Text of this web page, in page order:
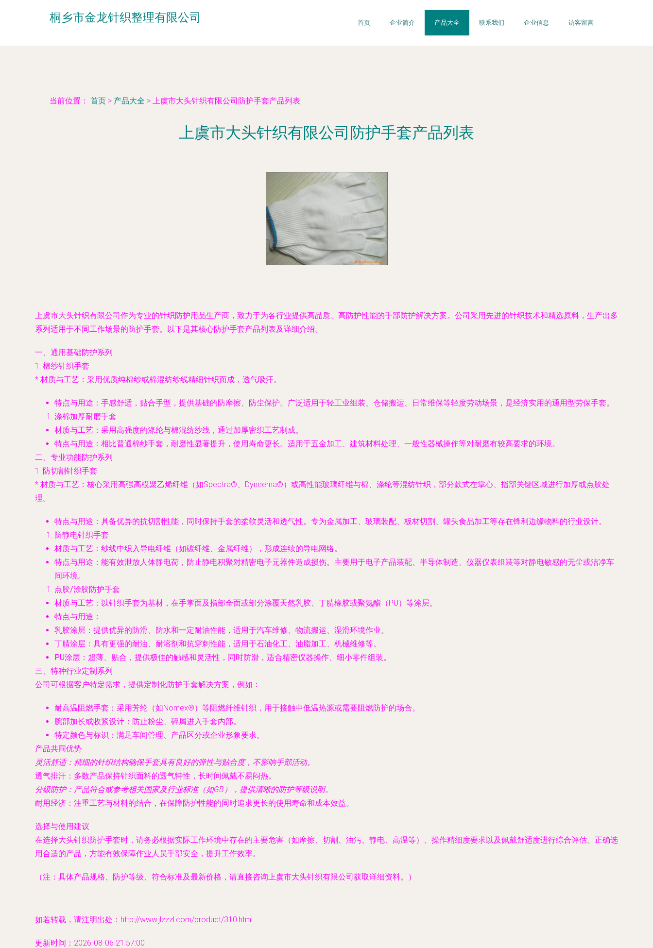
桐乡市金龙针织整理有限公司 首页 企业简介 产品大全 联系我们 企业信息 访客留言
当前位置： 首页 > 产品大全 > 上虞市大头针织有限公司防护手套产品列表
上虞市大头针织有限公司防护手套产品列表
上虞市大头针织有限公司作为专业的针织防护用品生产商，致力于为各行业提供高品质、高防护性能的手部防护解决方案。公司采用先进的针织技术和精选原料，生产出多
系列适用于不同工作场景的防护手套。以下是其核心防护手套产品列表及详细介绍。
一、通用基础防护系列
1. 棉纱针织手套
* 材质与工艺 ：采用优质纯棉纱或棉混纺纱线精细针织而成，透气吸汗。
特点与用途 ：手感舒适，贴合手型，提供基础的防摩擦、防尘保护。广泛适用于轻工业组装、仓储搬运、日常维保等轻度劳动场景，是经济实用的通用型劳保手套。
涤棉加厚耐磨手套
材质与工艺 ：采用高强度的涤纶与棉混纺纱线，通过加厚密织工艺制成。
特点与用途 ：相比普通棉纱手套，耐磨性显著提升，使用寿命更长。适用于五金加工、建筑材料处理、一般性器械操作等对耐磨有较高要求的环境。
二、专业功能防护系列
1. 防切割针织手套
* 材质与工艺 ：核心采用高强高模聚乙烯纤维（如Spectra®、Dyneema®）或高性能玻璃纤维与棉、涤纶等混纺针织，部分款式在掌心、指部关键区域进行加厚或点胶处
理。
特点与用途 ：具备优异的抗切割性能，同时保持手套的柔软灵活和透气性。专为金属加工、玻璃装配、板材切割、罐头食品加工等存在锋利边缘物料的行业设计。
防静电针织手套
材质与工艺 ：纱线中织入导电纤维（如碳纤维、金属纤维），形成连续的导电网络。
特点与用途 ：能有效泄放人体静电荷，防止静电积聚对精密电子元器件造成损伤。主要用于电子产品装配、半导体制造、仪器仪表组装等对静电敏感的无尘或洁净车
间环境。
点胶/涂胶防护手套
材质与工艺 ：以针织手套为基材，在手掌面及指部全面或部分涂覆天然乳胶、丁腈橡胶或聚氨酯（PU）等涂层。
特点与用途 ：
乳胶涂层 ：提供优异的防滑、防水和一定耐油性能，适用于汽车维修、物流搬运、湿滑环境作业。
丁腈涂层 ：具有更强的耐油、耐溶剂和抗穿刺性能，适用于石油化工、油脂加工、机械维修等。
PU涂层 ：超薄、贴合，提供极佳的触感和灵活性，同时防滑，适合精密仪器操作、细小零件组装。
三、特种行业定制系列
公司可根据客户特定需求，提供定制化防护手套解决方案，例如：
耐高温阻燃手套 ：采用芳纶（如Nomex®）等阻燃纤维针织，用于接触中低温热源或需要阻燃防护的场合。
腕部加长或收紧设计 ：防止粉尘、碎屑进入手套内部。
特定颜色与标识 ：满足车间管理、产品区分或企业形象要求。
产品共同优势
灵活舒适：精细的针织结构确保手套具有良好的弹性与贴合度，不影响手部活动。
透气排汗 ：多数产品保持针织面料的透气特性，长时间佩戴不易闷热。
分级防护：产品符合或参考相关国家及行业标准（如GB），提供清晰的防护等级说明。
耐用经济 ：注重工艺与材料的结合，在保障防护性能的同时追求更长的使用寿命和成本效益。
选择与使用建议
在选择大头针织防护手套时，请务必根据实际工作环境中存在的主要危害（如摩擦、切割、油污、静电、高温等）、操作精细度要求以及佩戴舒适度进行综合评估。正确选
用合适的产品，方能有效保障作业人员手部安全，提升工作效率。
（注：具体产品规格、防护等级、符合标准及最新价格，请直接咨询上虞市大头针织有限公司获取详细资料。）
如若转载，请注明出处：http://www.jlzzzl.com/product/310.html
更新时间：2026-08-06 21:57:00